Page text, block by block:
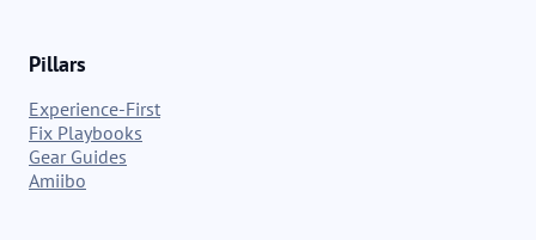
Pillars
Experience-First
Fix Playbooks
Gear Guides
Amiibo